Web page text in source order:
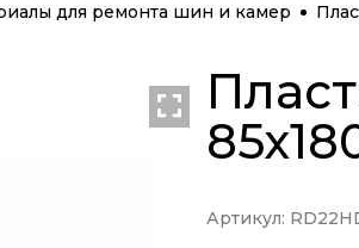
для ремонта шин и камер
Артикул: